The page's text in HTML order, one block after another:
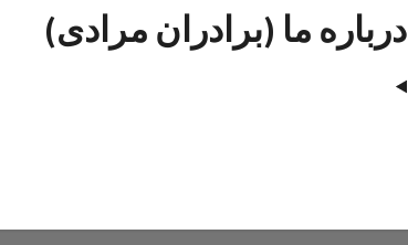
درباره ما (برادران مرادی)